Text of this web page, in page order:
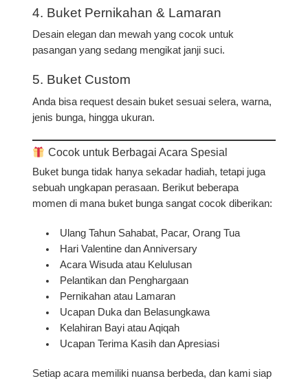
4. Buket Pernikahan & Lamaran
Desain elegan dan mewah yang cocok untuk
pasangan yang sedang mengikat janji suci.
5. Buket Custom
Anda bisa request desain buket sesuai selera, warna,
jenis bunga, hingga ukuran.
Cocok untuk Berbagai Acara Spesial
Buket bunga tidak hanya sekadar hadiah, tetapi juga
sebuah ungkapan perasaan. Berikut beberapa
momen di mana buket bunga sangat cocok diberikan:
Ulang Tahun Sahabat, Pacar, Orang Tua
Hari Valentine dan Anniversary
Acara Wisuda atau Kelulusan
Pelantikan dan Penghargaan
Pernikahan atau Lamaran
Ucapan Duka dan Belasungkawa
Kelahiran Bayi atau Aqiqah
Ucapan Terima Kasih dan Apresiasi
Setiap acara memiliki nuansa berbeda, dan kami siap